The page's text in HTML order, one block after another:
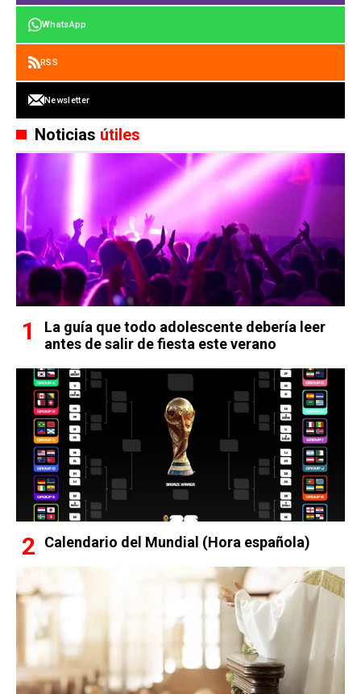
WhatsApp
RSS
Newsletter
Noticias útiles
La guía que todo adolescente debería leer
antes de salir de fiesta este verano
Calendario del Mundial (Hora española)